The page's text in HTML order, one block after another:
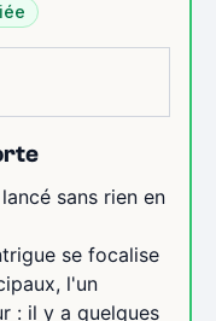
sans rien en
se focalise
l'un
: il y a quelques